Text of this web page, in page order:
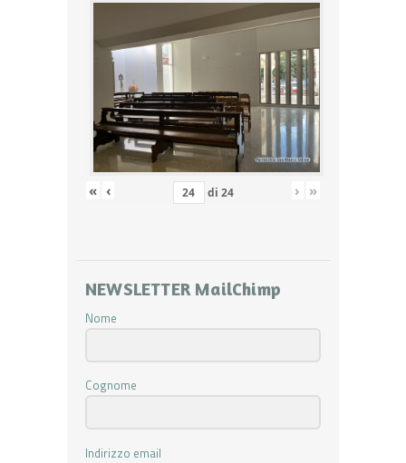
« ‹ di 24 › »
NEWSLETTER MailChimp
Nome
Cognome
Indirizzo email